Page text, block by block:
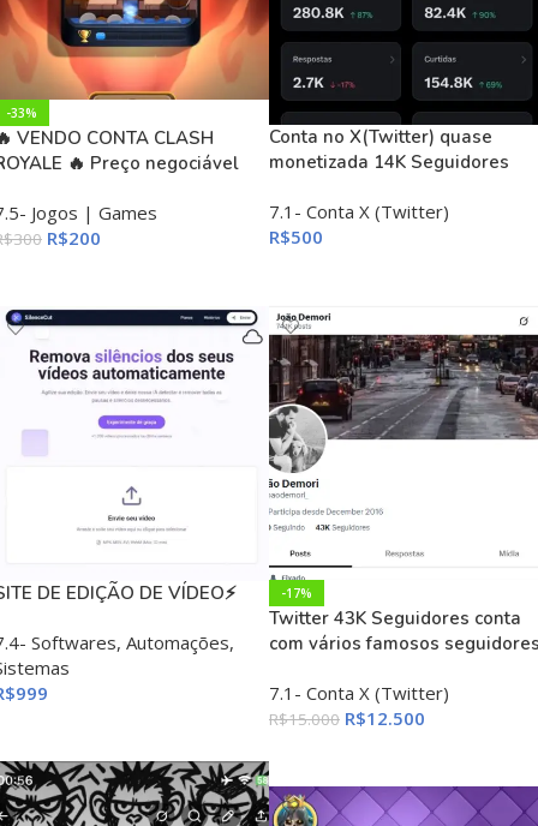
-33%
VENDO CONTA CLASH
🔥 Preço negociável
Jogos | Games
300 R$200
Conta no X(Twitter) quase
monetizada 14K Seguidores
7.1- Conta X (Twitter)
R$500
-17%
Twitter 43K Seguidores conta
com vários famosos
7.1- Conta X (Twitter)
R$15.000 R$12.500
DE EDIÇÃO DE VÍDEO⚡
Softwares, Automações,
999